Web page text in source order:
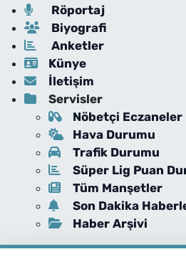
Röportaj
Biyografi
Anketler
Künye
İletişim
Servisler
Nöbetçi Eczaneler
Hava Durumu
Trafik Durumu
Süper Lig Puan
Tüm Manşetler
Son Dakika
Haber Arşivi